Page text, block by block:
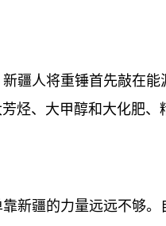
人将重锤首先敲在能
烃、大甲醇和大化肥
疆的力量远远不够。